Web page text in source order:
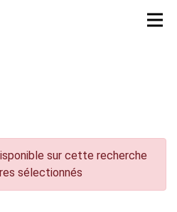
sur cette recherche
sélectionnés